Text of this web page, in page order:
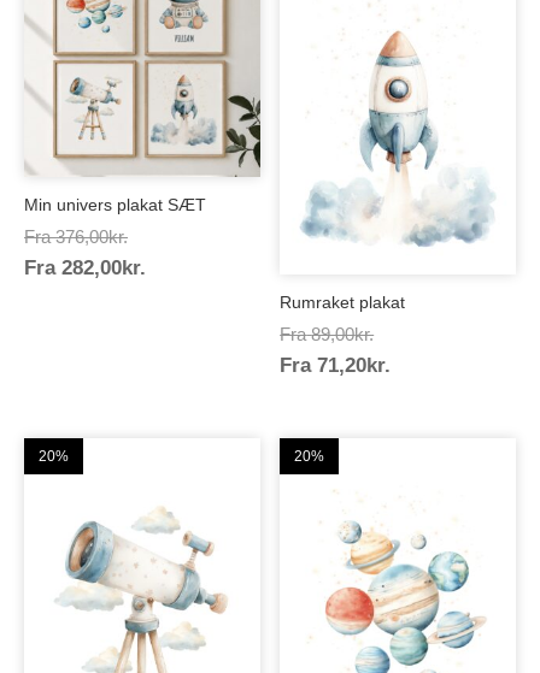
Min univers plakat SÆT
Fra 376,00kr.Prisinterval:
376,00kr.
Fra 282,00kr.
Rumraket plakat
Fra 89,00kr.Prisinterval:
89,00kr.
Fra 71,20kr.
20% 20%